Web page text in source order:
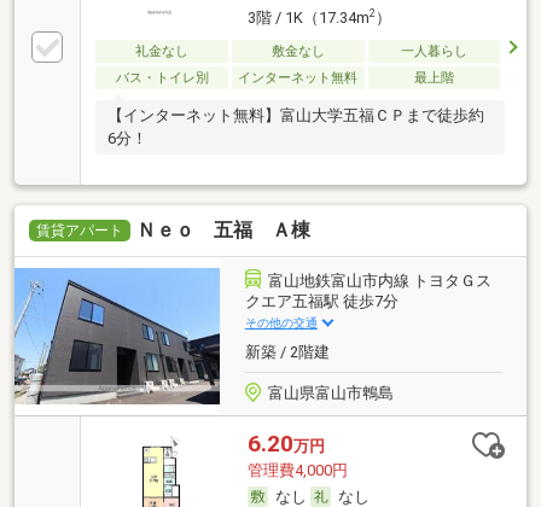
3階 / 1K（17.34m2）
礼金なし 敷金なし
一人暮らし
バス・トイレ別
インターネット無料 最上階
【インターネット無料】富山大学五福ＣＰまで徒歩約
6分！
賃貸アパート Ｎｅｏ 五福 Ａ棟
富山地鉄富山市内線 トヨタＧス
クエア五福駅 徒歩7分
その他の交通
新築 / 2階建
富山県富山市鵯島
6.20万円
管理費4,000円
なし
なし